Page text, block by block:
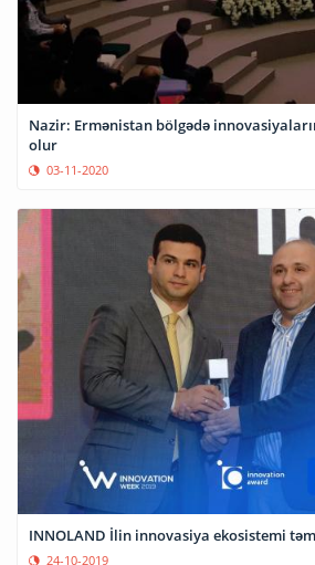
Nazir: Ermənistan bölgədə
olur
03-11-2020
INNOLAND İlin innovasiya ekosistemi
24-10-2019